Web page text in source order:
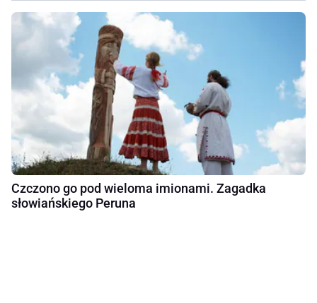
Czczono go pod wieloma imionami. Zagadka
słowiańskiego Peruna